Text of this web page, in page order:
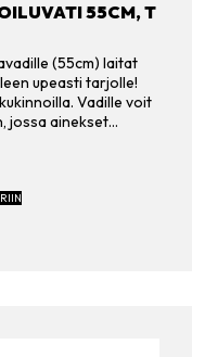
55CM, T
(55cm) laitat
upeasti tarjolle!
Vadille voit
jossa ainekset…